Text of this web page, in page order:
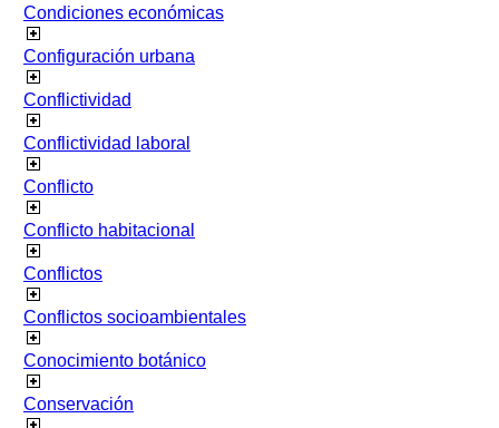
Condiciones económicas
Configuración urbana
Conflictividad
Conflictividad laboral
Conflicto
Conflicto habitacional
Conflictos
Conflictos socioambientales
Conocimiento botánico
Conservación